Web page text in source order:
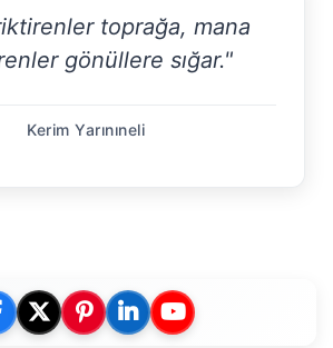
toprağa, mana
gönüllere sığar."
Kerim Yarınıneli